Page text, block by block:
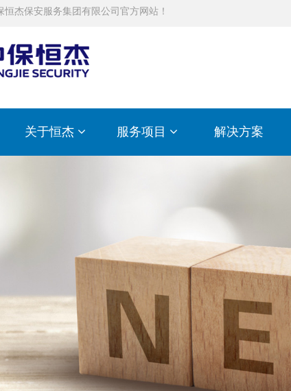
关于恒杰 服务项目 解决方案
杰保安服务集团有限公司官方网站！